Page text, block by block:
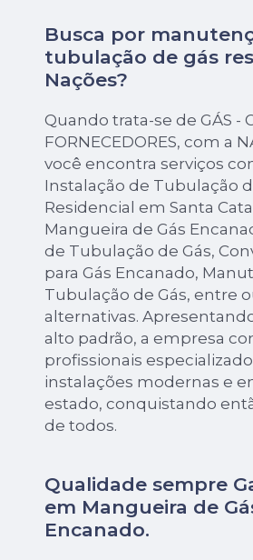
Busca por
tubulação de gás
Nações?
Quando trata-se de GÁS -
FORNECEDORES, com a
você encontra serviços
Instalação de Tubulação
Residencial em Santa
Mangueira de Gás
de Tubulação de Gás,
para Gás Encanado,
Tubulação de Gás, entre
alternativas.
alto padrão, a empresa
profissionais
instalações modernas e
estado, conquistando
de todos.
Qualidade sempre
em Mangueira de
Encanado.